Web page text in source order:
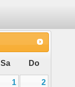
Sa Do
1
2